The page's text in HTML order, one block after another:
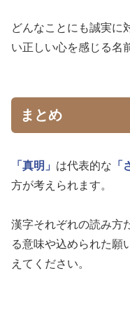
どんなことにも誠実に
い正しい心を感じる名
まとめ
「真明」 は代表的な 「
方が考えられます。
漢字それぞれの読み方
る意味や込められた願
えてください。